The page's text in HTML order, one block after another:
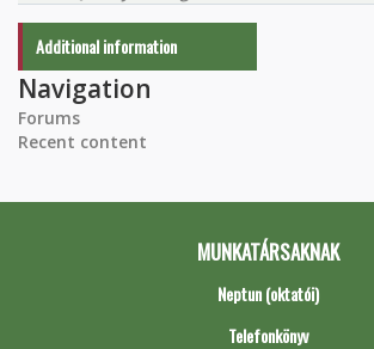
Additional information
Navigation
Forums
Recent content
MUNKATÁRSAKNAK
Neptun (oktatói)
Telefonkönyv